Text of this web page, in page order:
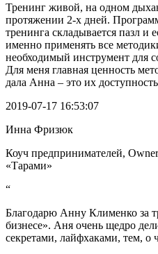
Тренинг живой, на одном
протяжении 2-х дней.
тренинга складывается пазл и
именно применять все
необходимый инструмент для
Для меня главная ценность
дала Анна – это их
2019-07-17 16:53:07
Инна Фризюк
Коуч предпринимателей, Owner
«Тарами»
“
Благодарю Анну Клименко за
бизнесе». Аня очень щедро
секретами, лайфхаками, тем, о